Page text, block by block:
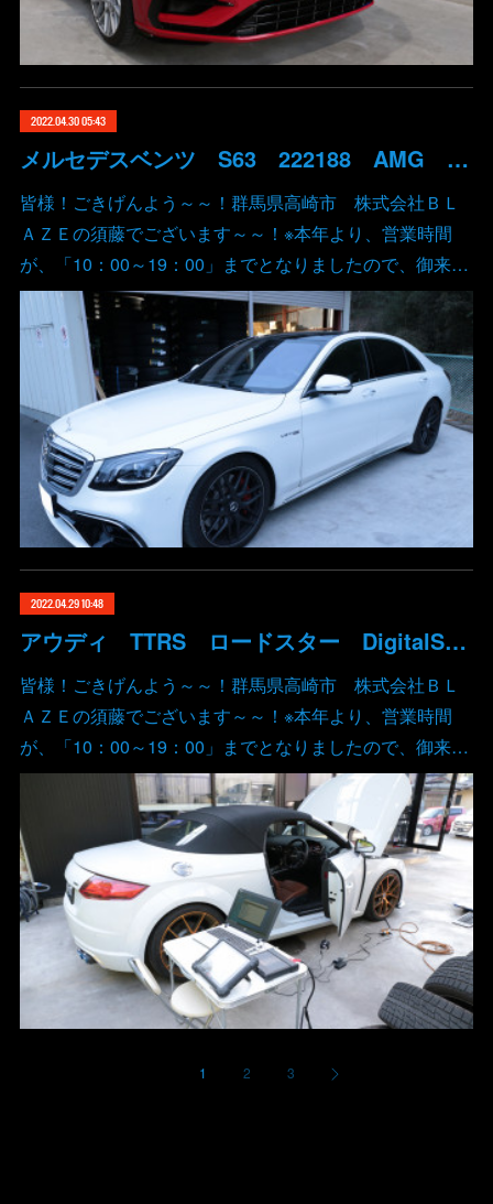
2022.04.30 05:43
メルセデスベンツ S63 222188 AMG DigitalSpeed デジタルスピード ECUチューン バブリング コーディング 車高調整 デイライト その他多数 群馬 高崎
皆様！ごきげんよう～～！群馬県高崎市 株式会社ＢＬ
ＡＺＥの須藤でございます～～！※本年より、営業時間
が、「10：00～19：00」までとなりましたので、御来…
2022.04.29 10:48
アウディ TTRS ロードスター DigitalSpeed デジタルスピード ECUチューン バブリング アンチラグ ポップ&バーン 群馬 高崎
皆様！ごきげんよう～～！群馬県高崎市 株式会社ＢＬ
ＡＺＥの須藤でございます～～！※本年より、営業時間
が、「10：00～19：00」までとなりましたので、御来…
1 2 3